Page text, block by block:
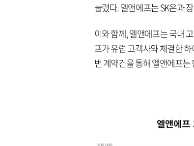
늘렸다. 엘앤에프는 SK온과
이와 함께, 엘앤에프는 국내
프가 유럽 고객사와 체결한
번 계약건을 통해 엘앤에프